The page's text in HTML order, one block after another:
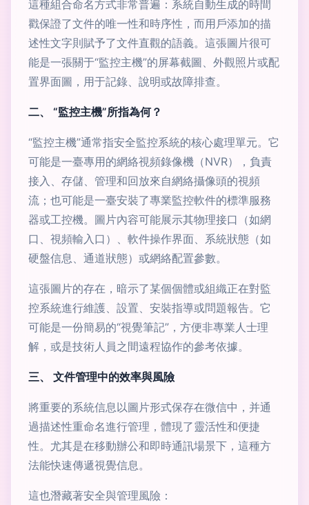
這種組合命名方式非常普遍：系統自動生成的時間
戳保證了文件的唯一性和時序性，而用戶添加的描
述性文字則賦予了文件直觀的語義。這張圖片很可
能是一張關于“監控主機”的屏幕截圖、外觀照片或配
置界面圖，用于記錄、說明或故障排查。
二、 “監控主機”所指為何？
“監控主機”通常指安全監控系統的核心處理單元。它
可能是一臺專用的網絡視頻錄像機（NVR），負責
接入、存儲、管理和回放來自網絡攝像頭的視頻
流；也可能是一臺安裝了專業監控軟件的標準服務
器或工控機。圖片內容可能展示其物理接口（如網
口、視頻輸入口）、軟件操作界面、系統狀態（如
硬盤信息、通道狀態）或網絡配置參數。
這張圖片的存在，暗示了某個個體或組織正在對監
控系統進行維護、設置、安裝指導或問題報告。它
可能是一份簡易的“視覺筆記”，方便非專業人士理
解，或是技術人員之間遠程協作的參考依據。
三、 文件管理中的效率與風險
將重要的系統信息以圖片形式保存在微信中，并通
過描述性重命名進行管理，體現了靈活性和便捷
性。尤其是在移動辦公和即時通訊場景下，這種方
法能快速傳遞視覺信息。
這也潛藏著安全與管理風險：